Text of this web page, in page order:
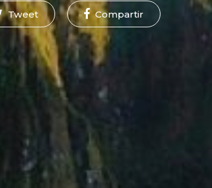
Tweet Compartir